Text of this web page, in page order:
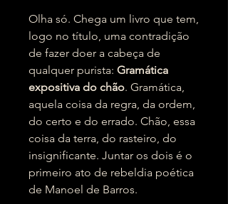
Olha só. Chega um livro que tem,
logo no título, uma contradição
de fazer doer a cabeça de
qualquer purista: Gramática
expositiva do chão. Gramática,
aquela coisa da regra, da ordem,
do certo e do errado. Chão, essa
coisa da terra, do rasteiro, do
insignificante. Juntar os dois é o
primeiro ato de rebeldia poética
de Manoel de Barros.